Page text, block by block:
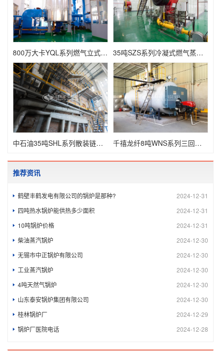
800万大卡YQL系列燃气立式导热油锅炉项目（虎皇新材料） 35吨SZS系列冷凝式燃气蒸汽锅炉项目（泸州北方公司）
中石油35吨SHL系列散装链条炉排蒸汽锅炉项目 千禧龙纤8吨WNS系列三回程冷凝式燃气蒸汽锅炉项目
推荐资讯
2024-12-31
鹤壁丰鹤发电有限公司的锅炉是那种?
2024-12-31
四吨热水锅炉能供热多少面积
2024-12-31
10吨锅炉价格
2024-12-30
柴油蒸汽锅炉
2024-12-30
无锡市中正锅炉有限公司
2024-12-30
工业蒸汽锅炉
2024-12-30
4吨天然气锅炉
2024-12-30
山东泰安锅炉集团有限公司
2024-12-29
桂林锅炉厂
2024-12-28
锅炉厂医院电话